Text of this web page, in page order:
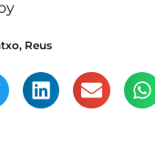
, Reus